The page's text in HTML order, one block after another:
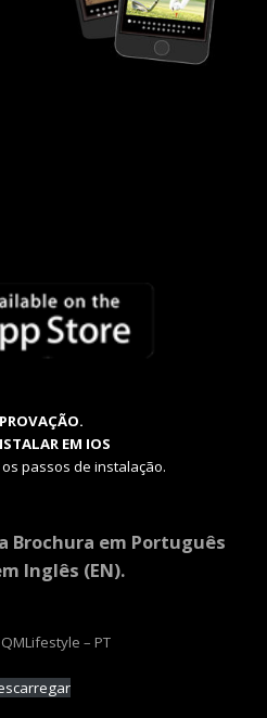
EM IOS
passos de instalação.
Brochura em Português
Inglês (EN).
– PT